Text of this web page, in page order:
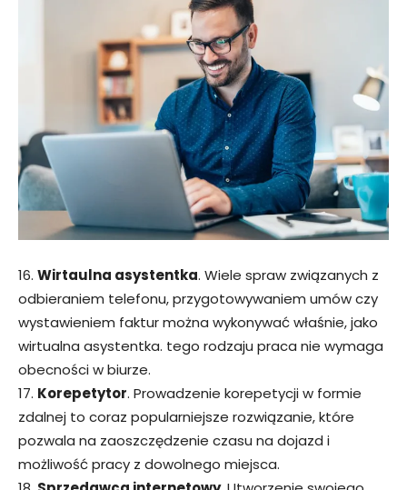
16. Wirtaulna asystentka. Wiele spraw związanych z
odbieraniem telefonu, przygotowywaniem umów czy
wystawieniem faktur można wykonywać właśnie, jako
wirtualna asystentka. tego rodzaju praca nie wymaga
obecności w biurze.
17. Korepetytor. Prowadzenie korepetycji w formie
zdalnej to coraz popularniejsze rozwiązanie, które
pozwala na zaoszczędzenie czasu na dojazd i
możliwość pracy z dowolnego miejsca.